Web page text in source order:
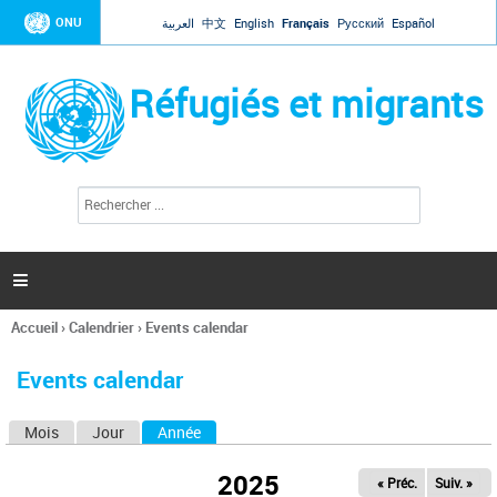
Jump to navigation
ONU العربية 中文 English Français Русский Español
Réfugiés et migrants
l
c
h
e

Vous
ici
Accueil›Calendrier› Events calendar
Events calendar
Mois Jour Année
2025 « Préc. Suiv. »